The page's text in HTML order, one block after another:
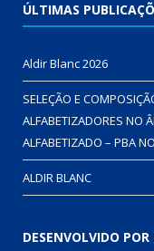
ÚLTIMAS
Aldir Blanc 2026
SELEÇÃO E
ALFABETIZADORES NO
ALFABETIZADO – PBA
ALDIR BLANC
DESENVOLVIDO POR